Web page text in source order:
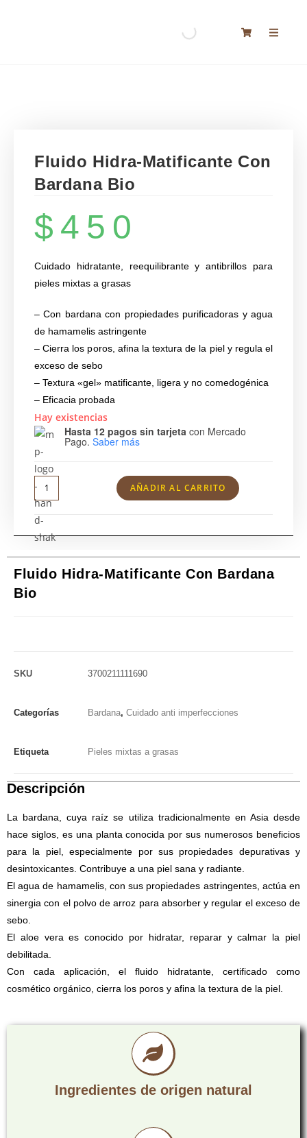
Fluido Hidra-Matificante Con
Bardana Bio
$ 450
Cuidado hidratante, reequilibrante y antibrillos para
pieles mixtas a grasas
– Con bardana con propiedades purificadoras y agua
de hamamelis astringente
– Cierra los poros, afina la textura de la piel y regula el
exceso de sebo
– Textura «gel» matificante, ligera y no comedogénica
– Eficacia probada
Hay existencias
Hasta 12 pagos sin tarjeta con Mercado
Pago. Saber más
AÑADIR AL CARRITO
Fluido Hidra-Matificante Con Bardana
Bio
SKU 3700211111690
Categorías Bardana, Cuidado anti imperfecciones
Etiqueta Pieles mixtas a grasas
Descripción
La bardana, cuya raíz se utiliza tradicionalmente en Asia desde
hace siglos, es una planta conocida por sus numerosos beneficios
para la piel, especialmente por sus propiedades depurativas y
desintoxicantes. Contribuye a una piel sana y radiante.
El agua de hamamelis, con sus propiedades astringentes, actúa en
sinergia con el polvo de arroz para absorber y regular el exceso de
sebo.
El aloe vera es conocido por hidratar, reparar y calmar la piel
debilitada.
Con cada aplicación, el fluido hidratante, certificado como
cosmético orgánico, cierra los poros y afina la textura de la piel.
Ingredientes de origen natural